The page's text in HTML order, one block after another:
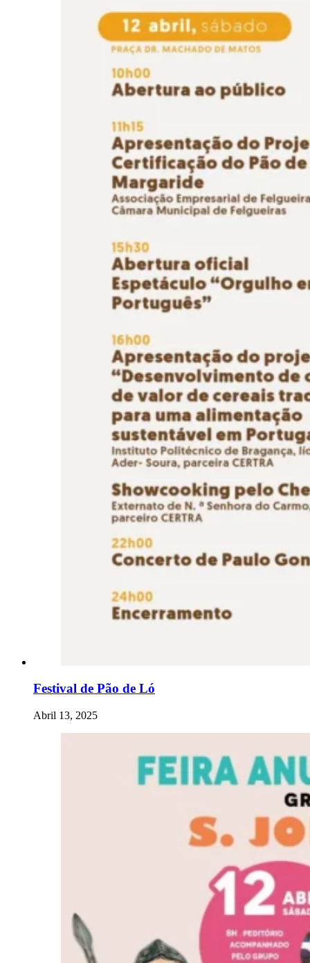
Festival de Pão de Ló
Abril 13, 2025